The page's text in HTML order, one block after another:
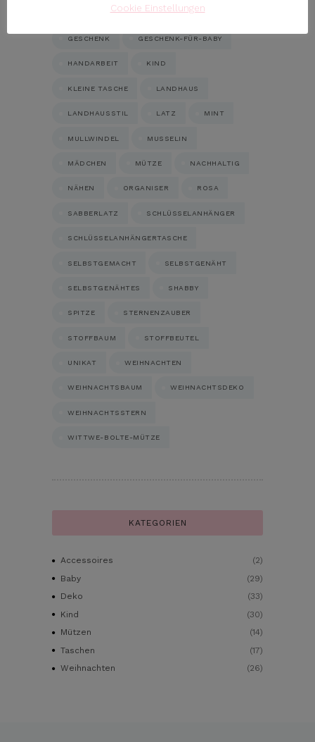
EINKAUFSWAGENCHIP GENÄHT
GESCHENK GESCHENK-FÜR-BABY
HANDARBEIT KIND
KLEINE TASCHE LANDHAUS
LANDHAUSSTIL LATZ MINT
MULLWINDEL MUSSELIN
MÄDCHEN MÜTZE NACHHALTIG
NÄHEN ORGANISER ROSA
SABBERLATZ SCHLÜSSELANHÄNGER
SCHLÜSSELANHÄNGERTASCHE
SELBSTGEMACHT SELBSTGENÄHT
SELBSTGENÄHTES SHABBY
SPITZE STERNENZAUBER
STOFFBAUM STOFFBEUTEL
UNIKAT WEIHNACHTEN
WEIHNACHTSBAUM WEIHNACHTSDEKO
WEIHNACHTSSTERN
WITTWE-BOLTE-MÜTZE
KATEGORIEN
Accessoires
(2)
Baby
(29)
Deko
(33)
Kind
(30)
Mützen
(14)
Taschen
(17)
Weihnachten
(26)
Cookie Einstellungen